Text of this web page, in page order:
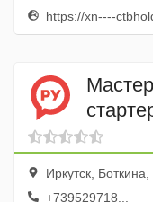
https://xn----
АвтоГен
Иркутск, Боткина,
+739529718...